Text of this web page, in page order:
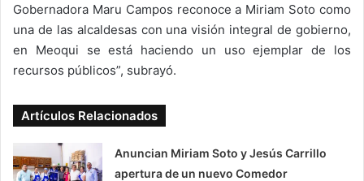
Gobernadora Maru Campos reconoce a Miriam Soto como
una de las alcaldesas con una visión integral de gobierno,
en Meoqui se está haciendo un uso ejemplar de los
recursos públicos”, subrayó.
Artículos Relacionados
Anuncian Miriam Soto y Jesús Carrillo
apertura de un nuevo Comedor